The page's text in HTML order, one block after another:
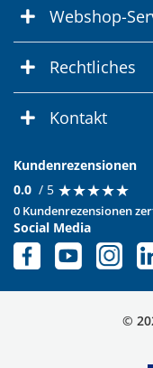
Webshop-
Rechtliches
Kontakt
Kundenrezensionen
0.0 / 5 ★★★★★
★★★★★
0 Kundenrezensionen
Social Media
©